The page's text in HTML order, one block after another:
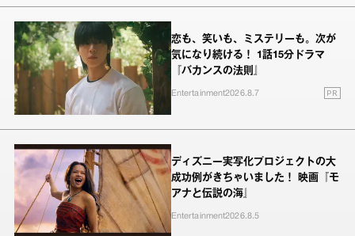
恋も、笑いも、ミステリーも。次が
気になり続ける！ 1話15分ドラマ
『バカンスの法則』
Entertainment2026.8.7 PR
ディズニー実写化プロジェクトの大
成功例がきちゃいました！ 映画『モ
アナと伝説の海』
Entertainment2026.8.5